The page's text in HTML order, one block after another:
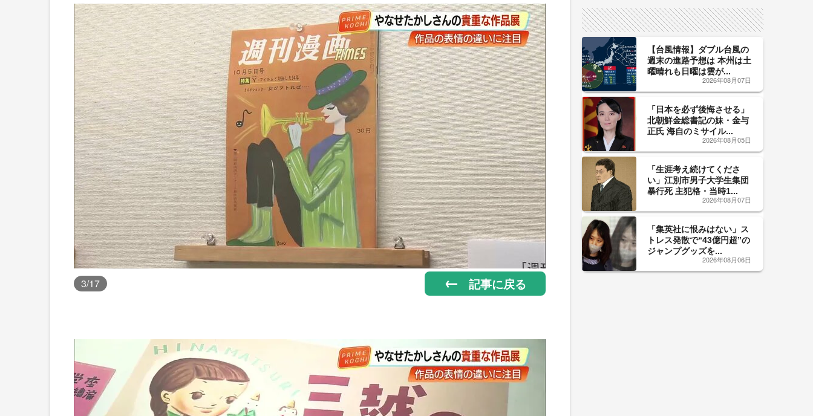
3/17 記事に戻る
【台風情報】ダブル台風の
週末の進路予想は 本州は土
曜晴れも日曜は雲が...
2026年08月07日
「日本を必ず後悔させる」
北朝鮮金総書記の妹・金与
正氏 海自のミサイル...
2026年08月05日
「生涯考え続けてくださ
い」江別市男子大学生集団
暴行死 主犯格・当時1...
2026年08月07日
「集英社に恨みはない」ス
トレス発散で“43億円超”の
ジャンプグッズを...
2026年08月06日